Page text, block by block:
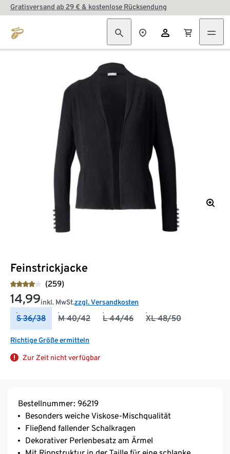
Gratisversand ab 29 € & kostenlose Rücksendung
Feinstrickjacke
(259)
14,99inkl. MwSt.zzgl. Versandkosten
S 36/38 M 40/42 L 44/46 XL 48/50
Richtige Größe ermitteln
Zur Zeit nicht verfügbar
Bestellnummer: 96219
Besonders weiche Viskose-Mischqualität
Fließend fallender Schalkragen
Dekorativer Perlenbesatz am Ärmel